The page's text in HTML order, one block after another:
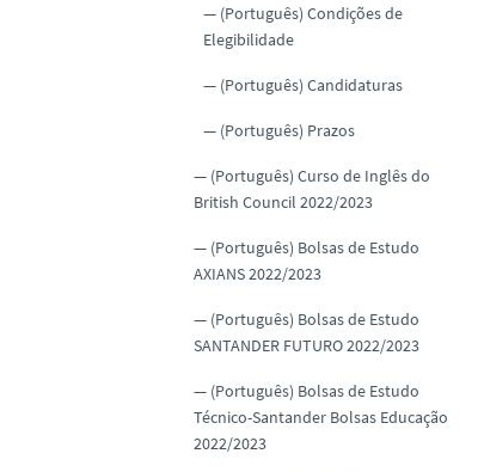
(Português) Condições de
Elegibilidade
(Português) Candidaturas
(Português) Prazos
(Português) Curso de Inglês do
British Council 2022/2023
(Português) Bolsas de Estudo
AXIANS 2022/2023
(Português) Bolsas de Estudo
SANTANDER FUTURO 2022/2023
(Português) Bolsas de Estudo
Técnico-Santander Bolsas Educação
2022/2023